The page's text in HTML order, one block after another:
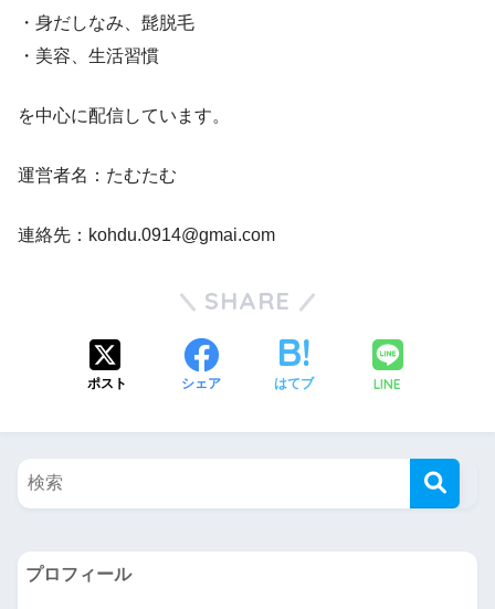
・身だしなみ、髭脱毛
・美容、生活習慣
を中心に配信しています。
運営者名：たむたむ
連絡先：kohdu.0914@gmai.com
SHARE
ポスト シェア はてブ LINE
プロフィール